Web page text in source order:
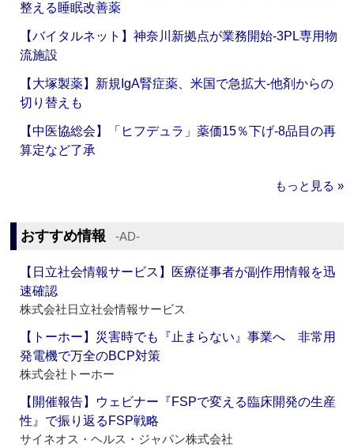
整える睡眠改善薬
【バイタルネット】神奈川新拠点が業務開始‐3PL専用物
流施設
【大塚製薬】新規IgA腎症薬、米国で急拡大‐他剤からの
切り替えも
【中医協総会】「ヒフデュラ」薬価15％下げ‐8品目の再
算定など了承
もっと見る »
おすすめ情報 ‐AD‐
【日立社会情報サービス】医療従事者が副作用情報を迅
速確認
株式会社日立社会情報サービス
【トーホー】災害時でも『止まらない』事業へ 非常用
発電機で万全のBCP対策
株式会社トーホー
【開催報告】ウェビナー『FSPで変える臨床開発の生産
性』で振り返るFSP戦略
サイネオス・ヘルス・ジャパン株式会社